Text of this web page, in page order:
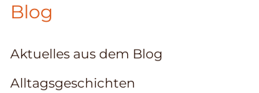
Blog
Aktuelles aus dem Blog
Alltagsgeschichten